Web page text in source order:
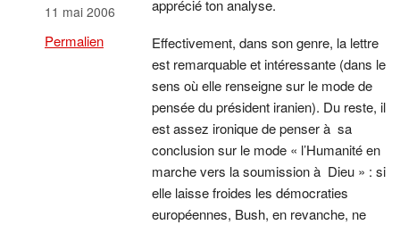
11 mai 2006
Permalien
apprécié ton analyse.
Effectivement, dans son genre, la lettre
est remarquable et intéressante (dans le
sens où elle renseigne sur le mode de
pensée du président iranien). Du reste, il
est assez ironique de penser à sa
conclusion sur le mode « l’Humanité en
marche vers la soumission à Dieu » : si
elle laisse froides les démocraties
européennes, Bush, en revanche, ne